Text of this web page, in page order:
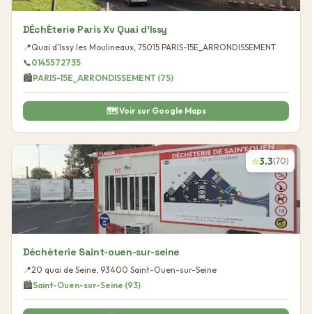
DÉchÈterie Paris Xv Quai d'Issy
📍Quai d'Issy les Moulineaux, 75015 PARIS-15E_ARRONDISSEMENT
📞0145572735
🏙️PARIS-15E_ARRONDISSEMENT (75)
🗺️ Voir sur Google Maps
⭐3.3(70)
Déchèterie Saint-ouen-sur-seine
📍20 quai de Seine, 93400 Saint-Ouen-sur-Seine
🏙️Saint-Ouen-sur-Seine (93)